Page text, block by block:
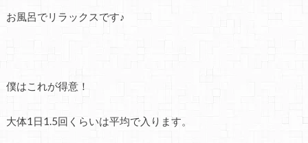
お風呂でリラックスです♪
僕はこれが得意！
大体1日1.5回くらいは平均で入ります。